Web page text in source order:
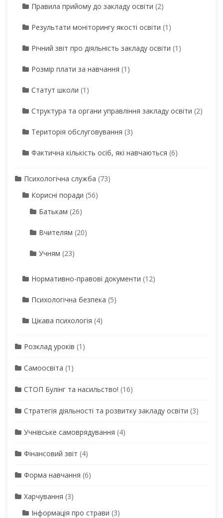
Правила прийому до закладу освіти (2)
Результати моніторингу якості освіти (1)
Річний звіт про діяльність закладу освіти (1)
Розмір плати за навчання (1)
Статут школи (1)
Структура та органи управління закладу освіти (2)
Територія обслуговування (3)
Фактична кількість осіб, які навчаються (6)
Психологічна служба (73)
Корисні поради (56)
Батькам (26)
Вчителям (20)
Учням (23)
Нормативно-правові документи (12)
Психологічна безпека (5)
Цікава психологія (4)
Розклад уроків (1)
Самоосвіта (1)
СТОП Булінг та насильство! (16)
Стратегія діяльності та розвитку закладу освіти (3)
Учнівське самоврядування (4)
Фінансовий звіт (4)
Форма навчання (6)
Харчування (3)
Інформація про страви (3)